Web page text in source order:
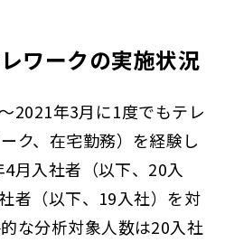
ワークの実施状況
2021年3月に1度でもテレ
ク、在宅勤務）を経験し
月入社者（以下、20入
者（以下、19入社）を対
な分析対象人数は20入社